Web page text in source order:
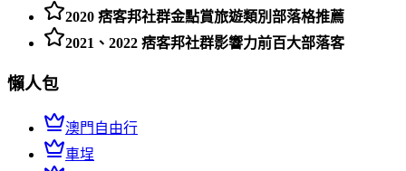
2020 痞客邦社群金點賞旅遊類別部落格推薦
2021、2022 痞客邦社群影響力前百大部落客
懶人包
澳門自由行
車埕